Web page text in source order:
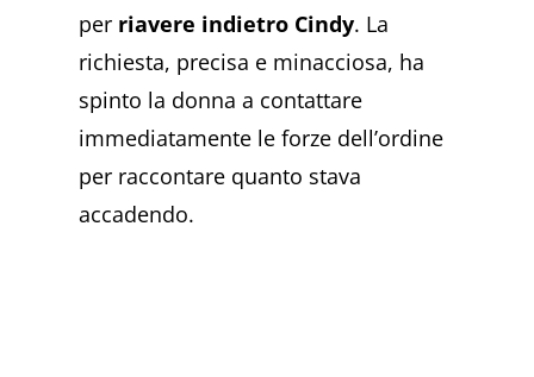
per riavere indietro Cindy. La
richiesta, precisa e minacciosa, ha
spinto la donna a contattare
immediatamente le forze dell’ordine
per raccontare quanto stava
accadendo.